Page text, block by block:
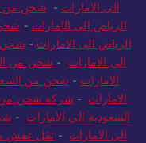
الى الامارات - شحن من
الرياض إلى الإمارات -
الرياض الى الامارات - شحن
الي الامارات - شحن من
الامارات - شحن من
الامارات - شركة شحن من
السعودية الي الامارات -
الى الامارات - نقل عفش